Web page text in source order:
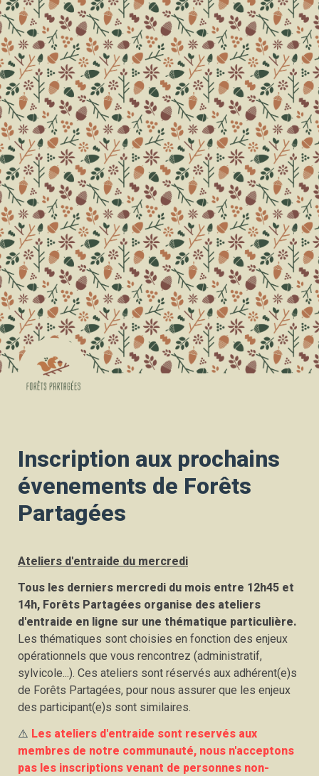
Inscription aux prochains
évenements de Forêts
Partagées
Ateliers d'entraide du mercredi
Tous les derniers mercredi du mois entre 12h45 et
14h, Forêts Partagées organise des ateliers
Les thématiques sont choisies en fonction des enjeux
opérationnels que vous rencontrez (administratif,
sylvicole...). Ces ateliers sont réservés aux adhérent(e)s
de Forêts Partagées, pour nous assurer que les enjeux
des participant(e)s sont similaires.
⚠️ Les ateliers d'entraide sont reservés aux
membres de notre communauté, nous n'acceptons
pas les inscriptions venant de personnes non-